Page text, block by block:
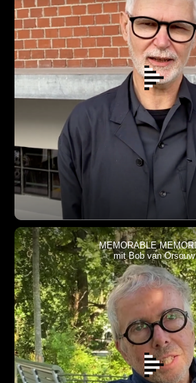
MEMORABLE
mit Bob van Orsouw